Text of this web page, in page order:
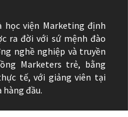
học viện Marketing định
ra đời với sứ mệnh đào
nghề nghiệp và truyền
Marketers trẻ, bằng
tế, với giảng viên tại
hàng đầu.